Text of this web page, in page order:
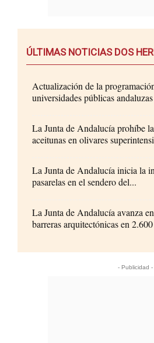
ÚLTIMAS NOTICIAS DOS
Actualización de la
universidades públicas
La Junta de Andalucía prohíbe
aceitunas en olivares
La Junta de Andalucía inicia la
pasarelas en el sendero del...
La Junta de Andalucía avanza
barreras arquitectónicas en
- Publicidad -